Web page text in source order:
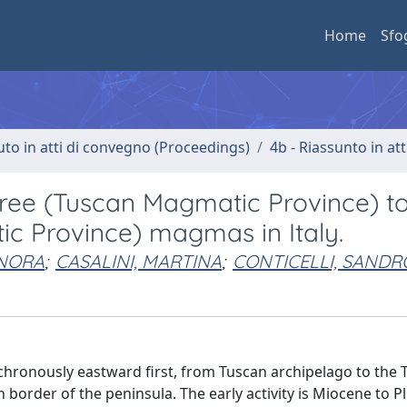
Home
in atti di convegno (Proceedings) 4b - Riassunto in
(Tuscan Magmatic Province)
Province) magmas in Italy.
; CASALINI, MARTINA; CONTICELLI,
eastward first, from Tuscan archipelago to the
of the peninsula. The early activity is Miocene to